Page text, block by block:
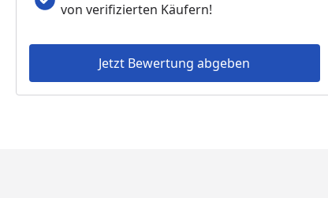
von verifizierten Käufern!
Jetzt Bewertung abgeben